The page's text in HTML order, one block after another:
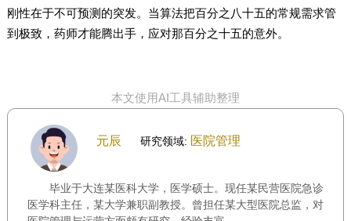
刚性在于不可预测的突发。当算法把百分之八十五的常规需求管
到极致，药师才能腾出手，应对那百分之十五的意外。
本文使用AI工具辅助整理
元辰 研究领域: 医院管理
毕业于大连某医科大学，医学硕士。现任某民营医院急诊
医学科主任，某大学兼职副教授。曾担任某大型医院总监，对